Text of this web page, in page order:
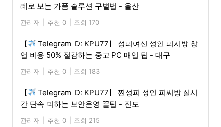
례로 보는 가품 솔루션 구별법 - 울산
관리자 추천 0 조회 170
【
Telegram ID: KPU77】 성피여신 성인 피시방 창
업 비용 50% 절감하는 중고 PC 매입 팁 - 대구
관리자 추천 0 조회 183
【
Telegram ID: KPU77】 찐성피 성인 피씨방 실시
간 단속 피하는 보안운영 꿀팁 - 진도
관리자 추천 0 조회 215